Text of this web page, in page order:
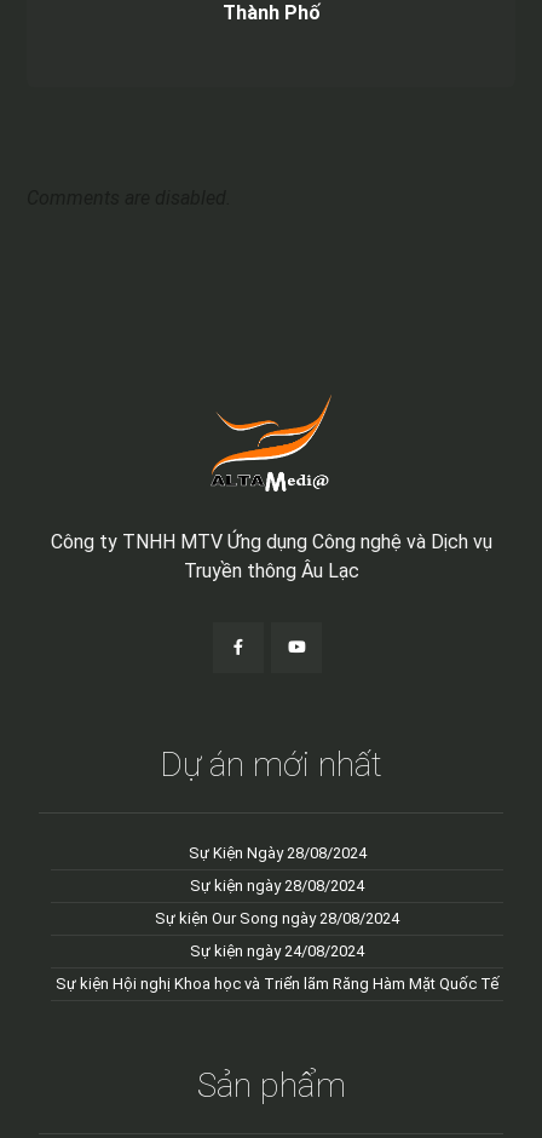
Thành Phố
Công ty TNHH MTV Ứng dụng Công nghệ và Dịch vụ
Truyền thông Âu Lạc
Dự án mới nhất
Sự Kiện Ngày 28/08/2024
Sự kiện ngày 28/08/2024
Sự kiện Our Song ngày 28/08/2024
Sự kiện ngày 24/08/2024
Sự kiện Hội nghị Khoa học và Triển lãm Răng Hàm Mặt Quốc Tế
Sản phẩm